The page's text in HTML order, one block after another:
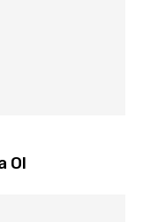
OI